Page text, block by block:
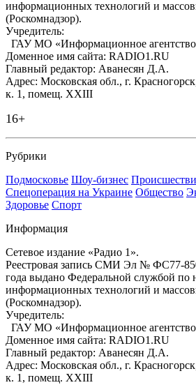
информационных технологий и
(Роскомнадзор).
Учредитель:
ГАУ МО «Информационное агентство
Доменное имя сайта: RADIO1.RU
Главный редактор: Аванесян Д.А.
Адрес: Московская обл., г.
к. 1, помещ. XXIII
16+
Рубрики
Подмосковье Шоу-бизнес
Спецоперация на Украине Общество
Здоровье Спорт
Информация
Сетевое издание «Радио 1».
Реестровая запись СМИ Эл № ФС77-
года выдано Федеральной службой по
информационных технологий и
(Роскомнадзор).
Учредитель:
ГАУ МО «Информационное агентство
Доменное имя сайта: RADIO1.RU
Главный редактор: Аванесян Д.А.
Адрес: Московская обл., г.
к. 1, помещ. XXIII